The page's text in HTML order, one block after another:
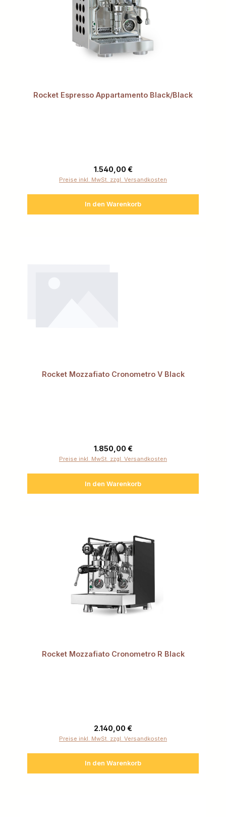
Rocket Espresso Appartamento Black/Black
Regulärer Preis:
1.540,00 €
Preise inkl. MwSt. zzgl. Versandkosten
In den Warenkorb
Rocket Mozzafiato Cronometro V Black
Regulärer Preis:
1.850,00 €
Preise inkl. MwSt. zzgl. Versandkosten
In den Warenkorb
Rocket Mozzafiato Cronometro R Black
Regulärer Preis:
2.140,00 €
Preise inkl. MwSt. zzgl. Versandkosten
In den Warenkorb